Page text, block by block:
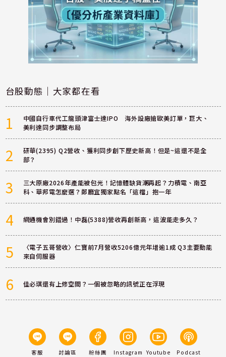
台股動態｜大家都在看
1
中國自行車代工龍頭津富士達IPO 海外設廠搶歐美訂單，巨大、
美利達同步調整布局
2
研華(2395) Q2營收、獲利同步創下歷史新高！但是~這還不是全
部？
3
三大原廠2026年產能被包光！記憶體缺貨潮再起？力積電、南亞
科、華邦電怎麼選？鄭廳宜獨家點名「這檔」抱一年
4 網通機會別錯過！中磊(5388)營收再創新高，這波能走多久？
5
〈電子五哥營收〉仁寶前7月營收5206億元年增逾1成 Q3主要動能
來自伺服器
6 佳必琪還有上修空間？一個被忽略的訊號正在浮現
客服 討論區 粉絲團 Instagram Youtube Podcast